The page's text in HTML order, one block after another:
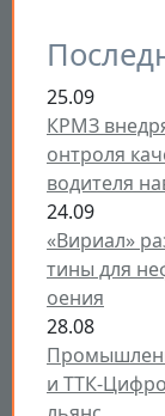
25.09
КРМЗ
онтроля
водителя
24.09
«Вириал»
тины для
оения
28.08
и ТТК-